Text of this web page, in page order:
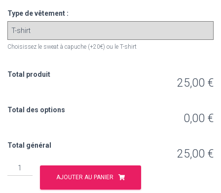
Type de vêtement :
Choisissez le sweat à capuche (+20€) ou le T-shirt
Total produit
25,00 €
Total des options
0,00 €
Total général
25,00 €
quantité
de
AJOUTER AU PANIER